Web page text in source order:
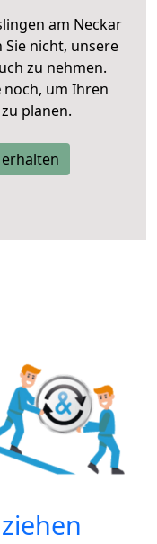
am Neckar
Sie nicht, unsere
zu nehmen.
noch, um Ihren
zu planen.